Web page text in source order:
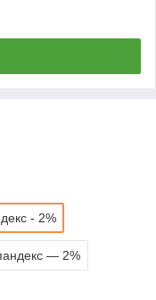
- 2%
— 2%